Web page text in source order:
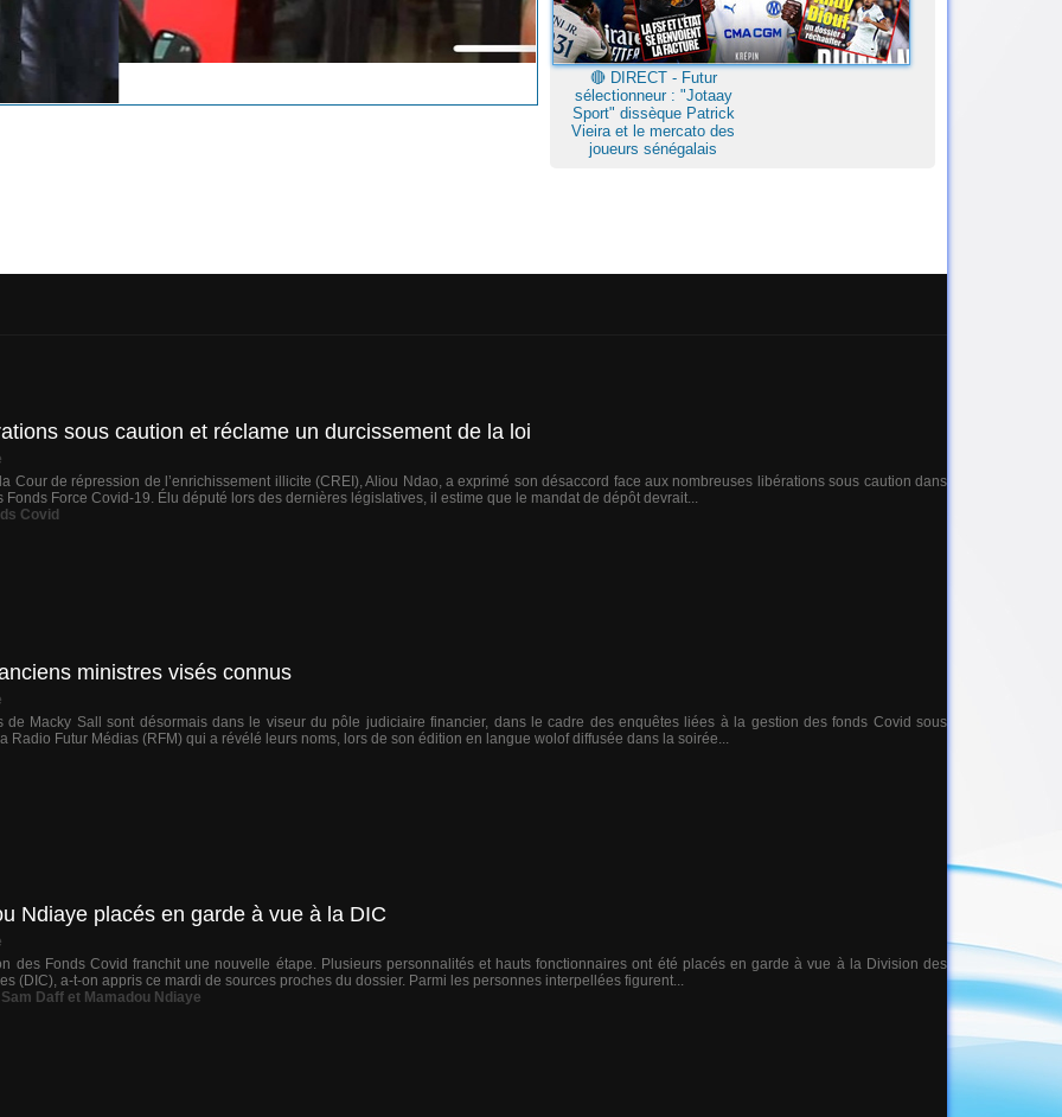
🔴​ DIRECT - Futur
sélectionneur : "Jotaay
Sport" dissèque Patrick
Vieira et le mercato des
joueurs sénégalais
sous caution et réclame un durcissement de la loi
Cour de répression de l’enrichissement illicite (CREI), Aliou Ndao, a exprimé son désaccord face aux nombreuses libérations sous caution dans
Fonds Force Covid-19. Élu député lors des dernières législatives, il estime que le mandat de dépôt devrait...
Covid
ministres visés connus
de Macky Sall sont désormais dans le viseur du pôle judiciaire financier, dans le cadre des enquêtes liées à la gestion des fonds Covid sous
la Radio Futur Médias (RFM) qui a révélé leurs noms, lors de son édition en langue wolof diffusée dans la soirée...
Ndiaye placés en garde à vue à la DIC
des Fonds Covid franchit une nouvelle étape. Plusieurs personnalités et hauts fonctionnaires ont été placés en garde à vue à la Division des
(DIC), a-t-on appris ce mardi de sources proches du dossier. Parmi les personnes interpellées figurent...
Daff et Mamadou Ndiaye